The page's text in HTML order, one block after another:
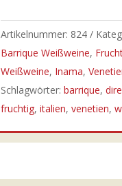
Artikelnummer: 824
Barrique Weißweine,
Weißweine, Inama,
Schlagwörter: barrique,
fruchtig, italien, venetien,